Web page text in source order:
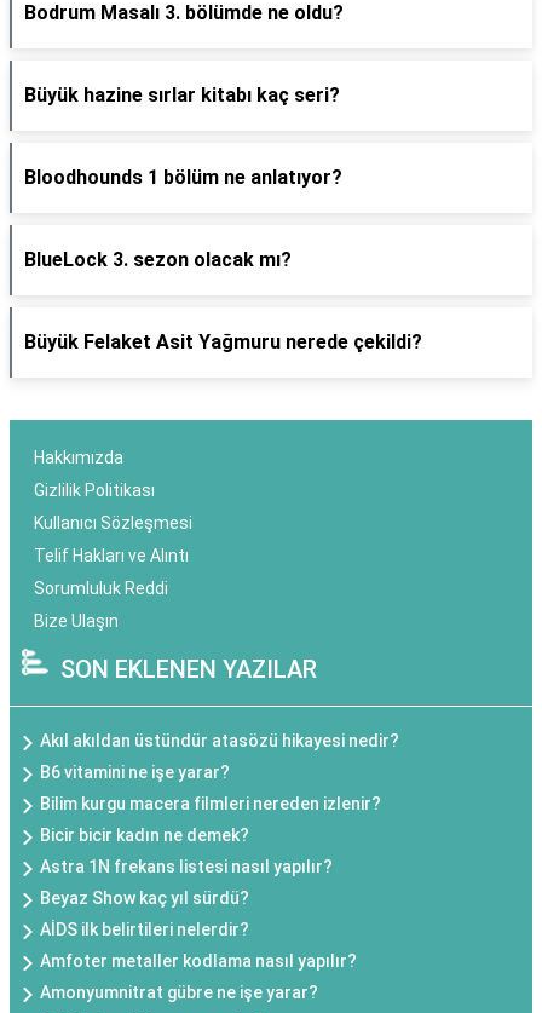
Bodrum Masalı 3. bölümde ne oldu?
Büyük hazine sırlar kitabı kaç seri?
Bloodhounds 1 bölüm ne anlatıyor?
BlueLock 3. sezon olacak mı?
Büyük Felaket Asit Yağmuru nerede çekildi?
Hakkımızda
Gizlilik Politikası
Kullanıcı Sözleşmesi
Telif Hakları ve Alıntı
Sorumluluk Reddi
Bize Ulaşın
SON EKLENEN YAZILAR
Akıl akıldan üstündür atasözü hikayesi nedir?
B6 vitamini ne işe yarar?
Bilim kurgu macera filmleri nereden izlenir?
Bicir bicir kadın ne demek?
Astra 1N frekans listesi nasıl yapılır?
Beyaz Show kaç yıl sürdü?
AİDS ilk belirtileri nelerdir?
Amfoter metaller kodlama nasıl yapılır?
Amonyumnitrat gübre ne işe yarar?